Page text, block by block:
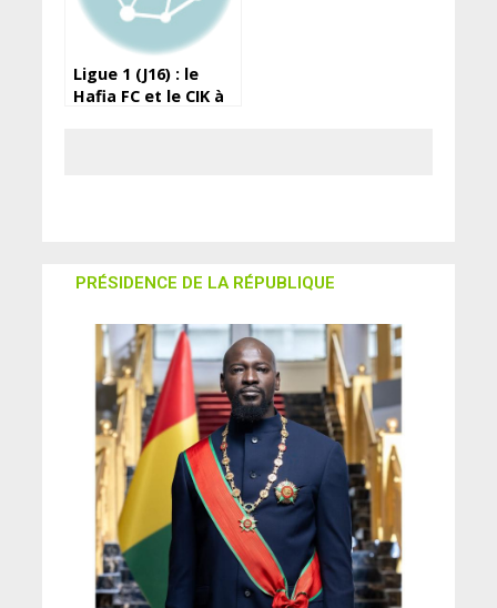
Ligue 1 (J16) : le
Hafia FC et le CIK à
PRÉSIDENCE DE LA RÉPUBLIQUE